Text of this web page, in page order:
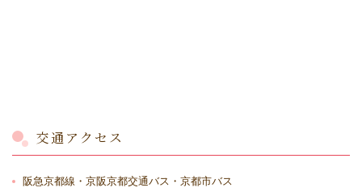
交通アクセス
阪急京都線・京阪京都交通バス・京都市バス